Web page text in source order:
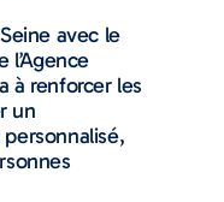
avec le
à renforcer les
un